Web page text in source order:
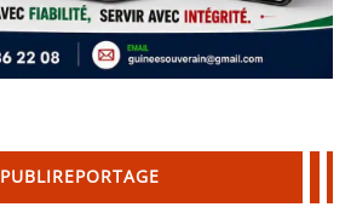
PUBLIREPORTAGE